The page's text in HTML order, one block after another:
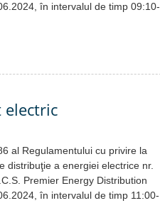
în intervalul de timp 09:10-
electric
al Regulamentului cu privire la
distribuţie a energiei electrice nr.
Premier Energy Distribution
în intervalul de timp 11:00-